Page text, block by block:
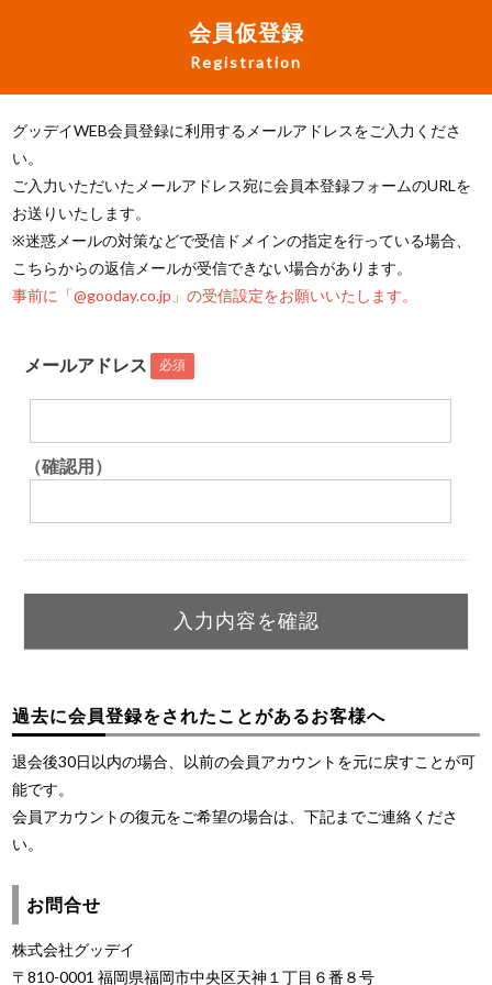
会員仮登録
Registration
グッデイWEB会員登録に利用するメールアドレスをご入力くださ
い。
ご入力いただいたメールアドレス宛に会員本登録フォームのURLを
お送りいたします。
※迷惑メールの対策などで受信ドメインの指定を行っている場合、
こちらからの返信メールが受信できない場合があります。
事前に「@gooday.co.jp」の受信設定をお願いいたします。
メールアドレス 必須
（確認用）
過去に会員登録をされたことがあるお客様へ
退会後30日以内の場合、以前の会員アカウントを元に戻すことが可
能です。
会員アカウントの復元をご希望の場合は、下記までご連絡くださ
い。
お問合せ
株式会社グッデイ
〒810-0001 福岡県福岡市中央区天神１丁目６番８号